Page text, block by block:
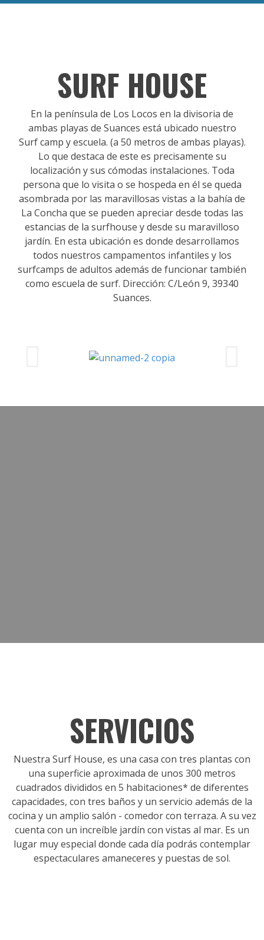
SURF HOUSE
En la península de Los Locos en la divisoria de
ambas playas de Suances está ubicado nuestro
Surf camp y escuela. (a 50 metros de ambas playas).
Lo que destaca de este es precisamente su
localización y sus cómodas instalaciones. Toda
persona que lo visita o se hospeda en él se queda
asombrada por las maravillosas vistas a la bahía de
La Concha que se pueden apreciar desde todas las
estancias de la surfhouse y desde su maravilloso
jardín. En esta ubicación es donde desarrollamos
todos nuestros campamentos infantiles y los
surfcamps de adultos además de funcionar también
como escuela de surf. Dirección: C/León 9, 39340
Suances.
SERVICIOS
Nuestra Surf House, es una casa con tres plantas con
una superficie aproximada de unos 300 metros
cuadrados divididos en 5 habitaciones* de diferentes
capacidades, con tres baños y un servicio además de la
cocina y un amplio salón - comedor con terraza. A su vez
cuenta con un increíble jardín con vistas al mar. Es un
lugar muy especial donde cada día podrás contemplar
espectaculares amaneceres y puestas de sol.